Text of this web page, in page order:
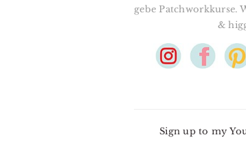
gebe Patchworkkurse.
&
Sign up to my